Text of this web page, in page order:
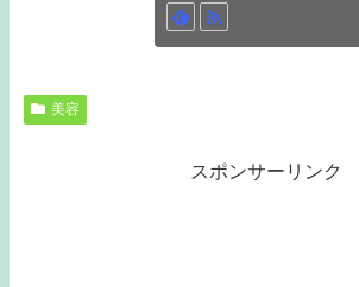
美容
スポンサーリンク